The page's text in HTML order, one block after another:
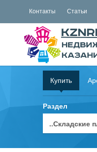
Контакты Статьи
Купить
Раздел